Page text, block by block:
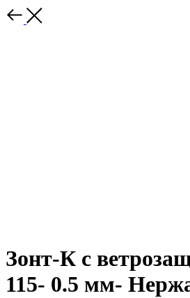
Зонт-К с
115- 0.5 мм-